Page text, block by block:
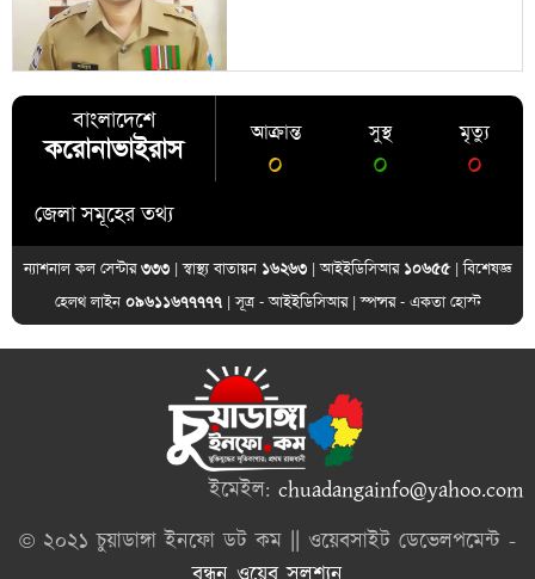
বাংলাদেশে
করোনাভাইরাস
আক্রান্ত
০
সুস্থ
০
মৃত্যু
০
সমূহের তথ্য
ন্যাশনাল কল সেন্টার৩৩৩ | স্বাস্থ্য বাতায়ন ১৬২৬৩ | আইইডিসিআর ১০৬৫৫| বিশেষজ্ঞ
হেলথ লাইন ০৯৬১১৬৭৭৭৭৭| সূত্র -আইইডিসিআর| স্পন্সর - একতা হোস্ট
ইমেইল: chuadangainfo@yahoo.com
© ২০২১ চুয়াডাঙ্গা ইনফো ডট কম || ওয়েবসাইট ডেভেলপমেন্ট -